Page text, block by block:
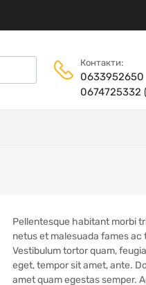
Контакти:
0633952650
0674725332
Pellentesque habitant morbi
netus et malesuada fames ac
Vestibulum tortor quam,
eget, tempor sit amet, ante.
amet quam egestas semper.